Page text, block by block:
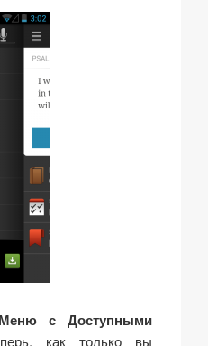
с Доступными
как только вы